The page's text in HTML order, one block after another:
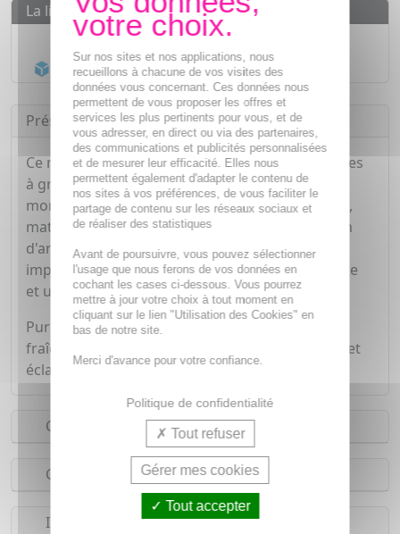
La livraison
Livraison gratuite dès55€
Acheminement Chronopost en 24h*
Présentation
Ce masque est le soin idéal pour les peaux mixtes
à grasses: grâce à un extrait d'épilobe des
moraines bio, il contribue à limiter les brillances,
matifiant ainsi la peau, grâce à une combinaison
d'argiles ( kaolin et argile verte) il absorbe les
impuretés pour laisser la peau purifiée, éclatante
et un grain de peau affiné.
Purifiée en profondeur, la peau respire, elle est
fraîche, nette douce, le grain de peau est affiné et
éclatant.
Conseils d'utilisation
Composition
Indications
Sur nos sites et nos applications, nous
recueillons à chacune de vos visites des
données vous concernant. Ces données nous
permettent de vous proposer les offres et
services les plus pertinents pour vous, et de
vous adresser, en direct ou via des partenaires,
des communications et publicités personnalisées
et de mesurer leur efficacité. Elles nous
permettent également d'adapter le contenu de
nos sites à vos préférences, de vous faciliter le
partage de contenu sur les réseaux sociaux et
de réaliser des statistiques
Avant de poursuivre, vous pouvez sélectionner
l'usage que nous ferons de vos données en
cochant les cases ci-dessous. Vous pourrez
mettre à jour votre choix à tout moment en
cliquant sur le lien "Utilisation des Cookies" en
bas de notre site.
Merci d'avance pour votre confiance.
Politique de confidentialité
Tout refuser
Gérer mes cookies
Tout accepter